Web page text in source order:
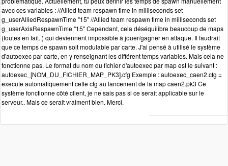
avec ces variables : //Allied team respawn time in milliseconds set
g_userAlliedRespawnTime "15" //Allied team respawn time in milliseconds set
g_userAxisRespawnTime "15" Cependant, cela déséquilibre beaucoup de maps
(toutes en fait..) qui deviennent impossible à jouer/gagner en attaque. Il faudrait
que ce temps de spawn soit modulable par carte. J'ai pensé à utilisé le système
d'autoexec par carte, en y renseignant les différent temps variables. Mais cela ne
fonctionne pas. Le format du nom du fichier d'autoexec par map est le suivant :
autoexec_[NOM_DU_FICHIER_MAP_PK3].cfg Exemple : autoexec_caen2.cfg =
execute automatiquement cette cfg au lancement de la map caen2.pk3 Ce
système fonctionne côté client, je ne sais pas si ce serait applicable sur le
serveur.. Mais ce serait vraiment bien. Merci.